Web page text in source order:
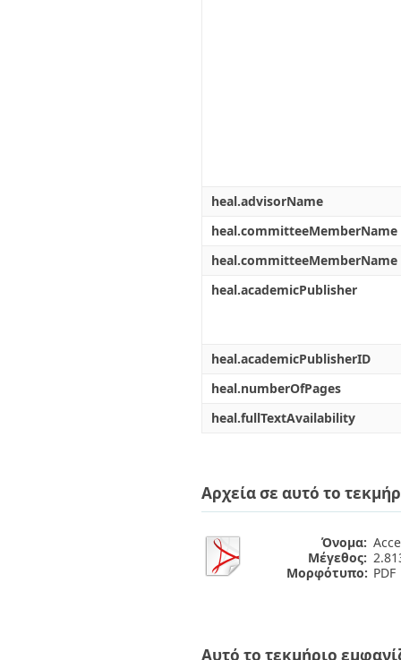
heal.advisorName
heal.committeeMemberName
heal.committeeMemberName
heal.academicPublisher
heal.academicPublisherID
heal.numberOfPages
heal.fullTextAvailability
Αρχεία σε αυτό το
Όνομα:
Μέγεθος:
Μορφότυπο: PDF
Αυτό το τεκμήριο